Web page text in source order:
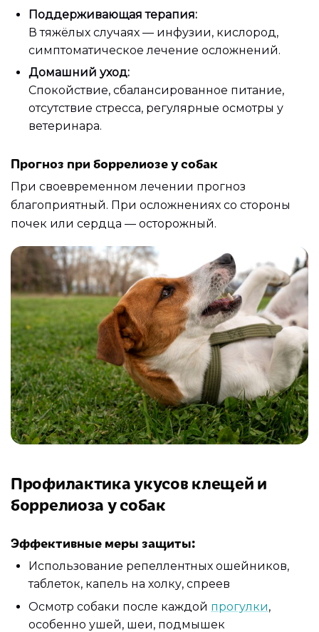
Поддерживающая терапия:
В тяжёлых случаях — инфузии, кислород,
симптоматическое лечение осложнений.
Домашний уход:
Спокойствие, сбалансированное питание,
отсутствие стресса, регулярные осмотры у
ветеринара.
Прогноз при боррелиозе у собак
При своевременном лечении прогноз
благоприятный. При осложнениях со стороны
почек или сердца — осторожный.
Профилактика укусов клещей и
боррелиоза у собак
Эффективные меры защиты:
Использование репеллентных ошейников,
таблеток, капель на холку, спреев
Осмотр собаки после каждой прогулки,
особенно ушей, шеи, подмышек